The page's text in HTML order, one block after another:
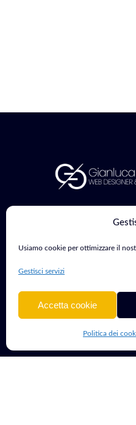
Usiamo cookie per ottimizzare il
Gestisci servizi
Accetta cookie
Politica dei
Sviluppatore con
mondo digitale.